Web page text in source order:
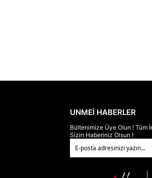
UNMEİ HABERLER
Bültenimize Üye Olun ! Tüm
Sizin Haberiniz Olsun !